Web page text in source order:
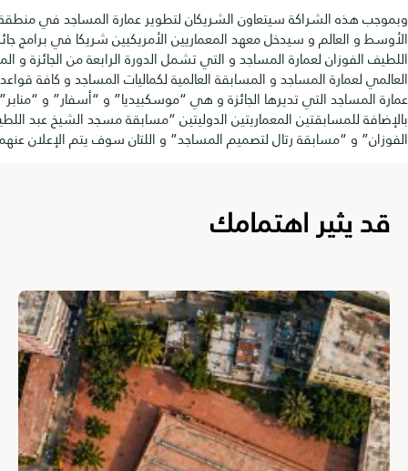
الشراكة سيتعاون الشريكان لتطوير عمارة المساجد في منطقة الشرق
و سيدخل معهد المعماريين الأمريكيين شريكا في برامج جائزة عبد
لعمارة المساجد و التي تشمل الدورة الرابعة من الجائزة و المؤتمر
المساجد و المسابقة العالمية لكماليات المساجد و كافة قواعد بيانات
التي تديرها الجائزة و هي “موسكبيديا” و “أسفار” و “منابر” ،
للمسابقتين المعماريتين الدوليتين “مسابقة مسجد الشيخ عبد اللطيف
و “مسابقة رتال لتصميم المساجد” و اللتان سوف يتم الإعلان عنهما قريبا.
اهتمامك